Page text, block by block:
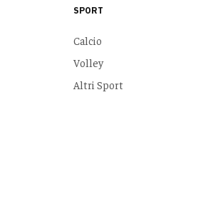
SPORT
Calcio
Volley
Altri Sport